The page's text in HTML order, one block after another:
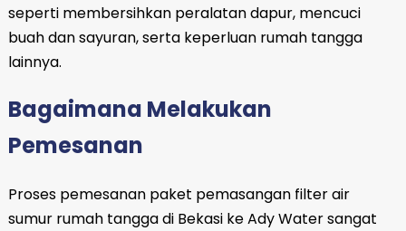
seperti membersihkan peralatan dapur, mencuci
buah dan sayuran, serta keperluan rumah tangga
lainnya.
Bagaimana Melakukan
Pemesanan
Proses pemesanan paket pemasangan filter air
sumur rumah tangga di Bekasi ke Ady Water sangat